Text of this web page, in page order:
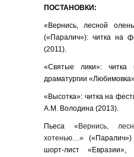
ПОСТАНОВКИ:
«Вернись, лесной
(«Паралич»): читка на
(2011).
«Святые лики»: читка
драматургии
«Высотка»: читка на
А.М. Володина (2013).
Пьеса «Вернись,
хотенью…»
шорт-лист «Евразии»,